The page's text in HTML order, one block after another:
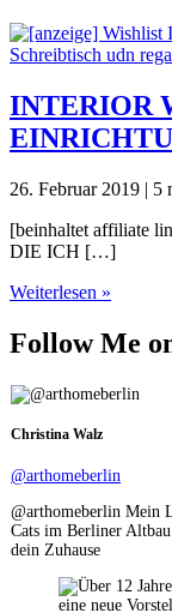
INTERIOR
26. Februar 2019 | 5
[beinhaltet affiliate
DIE ICH […]
INTERIOR
|
TOP
EINRICHTUNGS-
MÖBEL-
Weiterlesen »
Follow Me
Christina Walz
@arthomeberlin
@arthomeberlin Mein
Cats im Berliner
dein Zuhause